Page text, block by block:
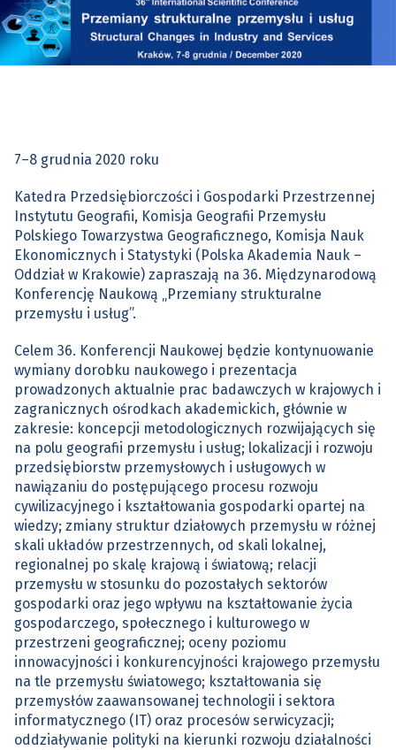
7–8 grudnia 2020 roku
Katedra Przedsiębiorczości i Gospodarki Przestrzennej
Instytutu Geografii, Komisja Geografii Przemysłu
Polskiego Towarzystwa Geograficznego, Komisja Nauk
Ekonomicznych i Statystyki (Polska Akademia Nauk –
Oddział w Krakowie) zapraszają na 36. Międzynarodową
Konferencję Naukową „Przemiany strukturalne
przemysłu i usług”.
Celem 36. Konferencji Naukowej będzie kontynuowanie
wymiany dorobku naukowego i prezentacja
prowadzonych aktualnie prac badawczych w krajowych i
zagranicznych ośrodkach akademickich, głównie w
zakresie: koncepcji metodologicznych rozwijających się
na polu geografii przemysłu i usług; lokalizacji i rozwoju
przedsiębiorstw przemysłowych i usługowych w
nawiązaniu do postępującego procesu rozwoju
cywilizacyjnego i kształtowania gospodarki opartej na
wiedzy; zmiany struktur działowych przemysłu w różnej
skali układów przestrzennych, od skali lokalnej,
regionalnej po skalę krajową i światową; relacji
przemysłu w stosunku do pozostałych sektorów
gospodarki oraz jego wpływu na kształtowanie życia
gospodarczego, społecznego i kulturowego w
przestrzeni geograficznej; oceny poziomu
innowacyjności i konkurencyjności krajowego przemysłu
na tle przemysłu światowego; kształtowania się
przemysłów zaawansowanej technologii i sektora
informatycznego (IT) oraz procesów serwicyzacji;
oddziaływanie polityki na kierunki rozwoju działalności